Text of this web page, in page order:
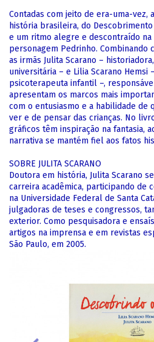
Contadas com jeito de era-uma-vez,
história brasileira, do
e um ritmo alegre e descontraído
personagem Pedrinho. Combinando
as irmãs Julita Scarano –
universitária – e Lilia Scarano Hemsi
psicoterapeuta infantil –,
apresentam os marcos mais
com o entusiasmo e a habilidade de
ver e de pensar das crianças. No
gráficos têm inspiração na fantasia,
narrativa se mantém fiel aos fatos
SOBRE JULITA SCARANO
Doutora em história, Julita Scarano
carreira acadêmica, participando de
na Universidade Federal de Santa
julgadoras de teses e congressos,
exterior. Como pesquisadora e
artigos na imprensa e em revistas
São Paulo, em 2005.